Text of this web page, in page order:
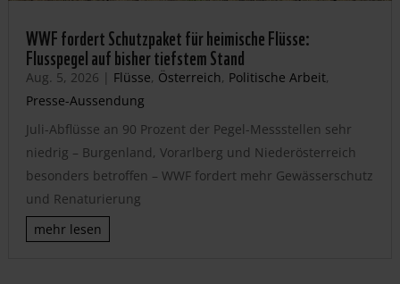
WWF fordert Schutzpaket für heimische Flüsse:
Flusspegel auf bisher tiefstem Stand
Aug. 5, 2026 | Flüsse, Österreich, Politische Arbeit,
Presse-Aussendung
Juli-Abflüsse an 90 Prozent der Pegel-Messstellen sehr
niedrig – Burgenland, Vorarlberg und Niederösterreich
besonders betroffen – WWF fordert mehr Gewässerschutz
und Renaturierung
mehr lesen